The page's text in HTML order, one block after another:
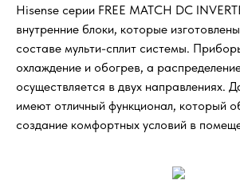
Hisense серии FREE MATCH DC
внутренние блоки, которые
составе мульти-сплит системы.
охлаждение и обогрев, а
осуществляется в двух направлениях.
имеют отличный функционал, который
создание комфортных условий в